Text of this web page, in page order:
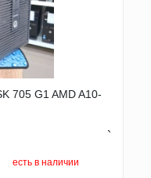
705 G1 AMD A10-
`
есть в наличии